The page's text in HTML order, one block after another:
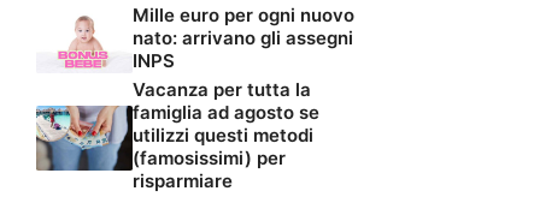
Mille euro per ogni nuovo
nato: arrivano gli assegni
INPS
Vacanza per tutta la
famiglia ad agosto se
utilizzi questi metodi
(famosissimi) per
risparmiare